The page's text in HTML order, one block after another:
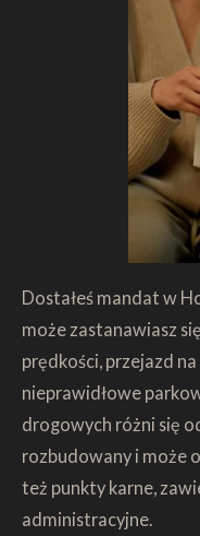
Dostałeś mandat w
może zastanawiasz
prędkości, przejazd
nieprawidłowe
drogowych różni się
rozbudowany i może
też punkty karne,
administracyjne.